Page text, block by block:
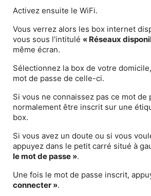
Activez ensuite le WiFi.
Vous verrez alors les box internet
vous sous l’intitulé « Réseaux
même écran.
Sélectionnez la box de votre
mot de passe de celle-ci.
Si vous ne connaissez pas ce mot de
normalement être inscrit sur une
box.
Si vous avez un doute ou si vous
appuyez dans le petit carré situé à
le mot de passe ».
Une fois le mot de passe inscrit,
connecter ».